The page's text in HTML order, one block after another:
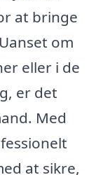
at bringe
om
eller i de
er det
Med
at sikre,